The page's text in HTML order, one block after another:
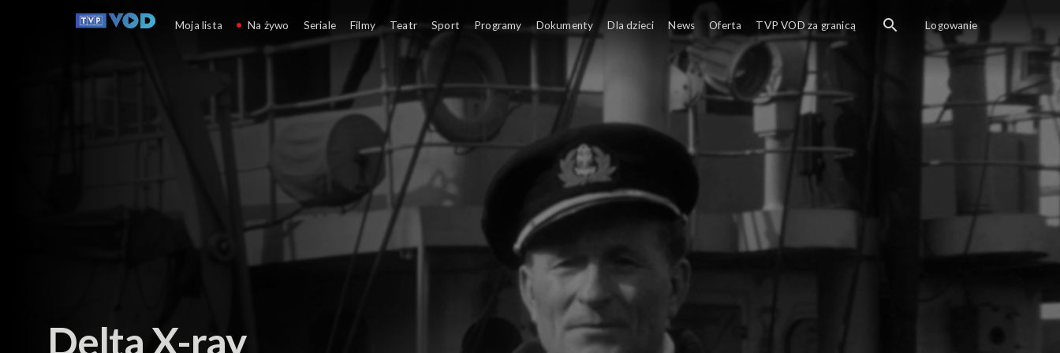
Delta X-ray
Moja lista Na żywo Seriale Filmy Teatr Sport Programy Dokumenty Dla dzieci News Oferta TVP VOD za granicą Logowanie